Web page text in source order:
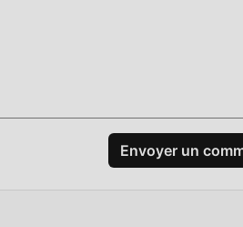
Envoyer un